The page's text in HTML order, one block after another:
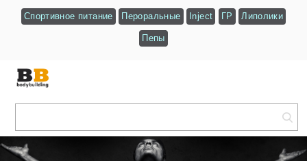
Спортивное питание Пероральные Inject ГР Липолики
Пепы